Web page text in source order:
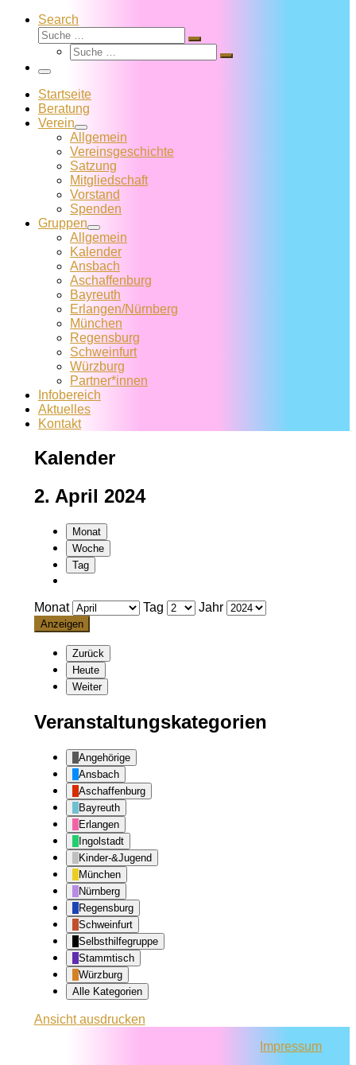
Search
Suche
Suche
Suche
Suche
Menü
Startseite
Beratung
Verein
Allgemein
Vereins­geschichte
Satzung
Mitglied­schaft
Vorstand
Spenden
Gruppen
Allgemein
Kalender
Ansbach
Aschaffenburg
Bayreuth
Erlangen/Nürnberg
München
Regensburg
Schweinfurt
Würzburg
Partner*innen
Infobereich
Aktuelles
Kontakt
Kalender
2. April 2024
Monat
Woche
Tag
Monat Tag Jahr
Zurück
Heute
Weiter
Veranstaltungskategorien
Angehörige
Ansbach
Aschaffenburg
Bayreuth
Erlangen
Ingolstadt
Kinder-&Jugend
München
Nürnberg
Regensburg
Schweinfurt
Selbsthilfegruppe
Stammtisch
Würzburg
Alle Kategorien
Ansichtausdrucken
Impressum